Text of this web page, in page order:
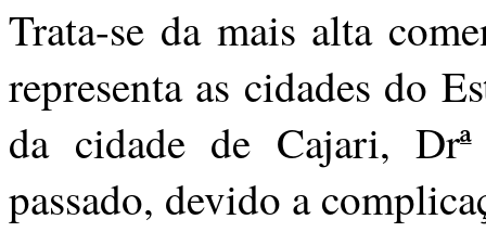
Trata-se da mais alta
representa as cidades do
da cidade de Cajari,
passado, devido a